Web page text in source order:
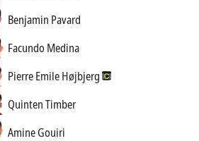
Benjamin Pavard
Facundo Medina
Pierre Emile Højbjerg
Quinten Timber
Amine Gouiri